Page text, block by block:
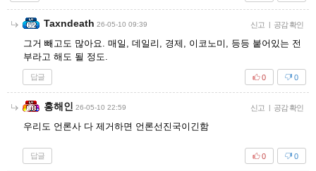
Taxndeath 26-05-10 09:39 신고 | 공감 확인
그거 빼고도 많아요. 매일, 데일리, 경제, 이코노미, 등등 붙어있는 전
부라고 해도 될 정도.
답글 0
0
홍해인 26-05-10 22:59 신고 | 공감 확인
우리도 언론사 다 제거하면 언론선진국이긴함
답글 0
0